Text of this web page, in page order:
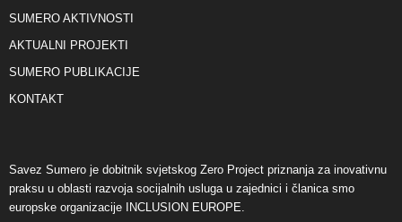
SUMERO AKTIVNOSTI
AKTUALNI PROJEKTI
SUMERO PUBLIKACIJE
KONTAKT
Savez Sumero je dobitnik svjetskog Zero Project priznanja za inovativnu
praksu u oblasti razvoja socijalnih usluga u zajednici i članica smo
europske organizacije INCLUSION EUROPE.